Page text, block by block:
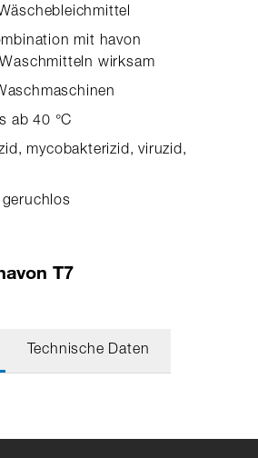
mit havon
wirksam
ab 40 °C
mycobakterizid, viruzid,
T7
Technische Daten